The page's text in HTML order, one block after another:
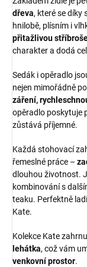
dřeva, které se díky
hnilobě, plísním i
přitažlivou
charakter a dodá
Sedák i opěradlo
nejen mimořádně
záření,
opěradlo poskytuje
zůstává příjemné.
Každá stohovací
řemeslné práce –
dlouhou životnost.
kombinování s
teaku. Perfektně
Kate.
Kolekce Kate
lehátka, což vám
venkovní prostor.